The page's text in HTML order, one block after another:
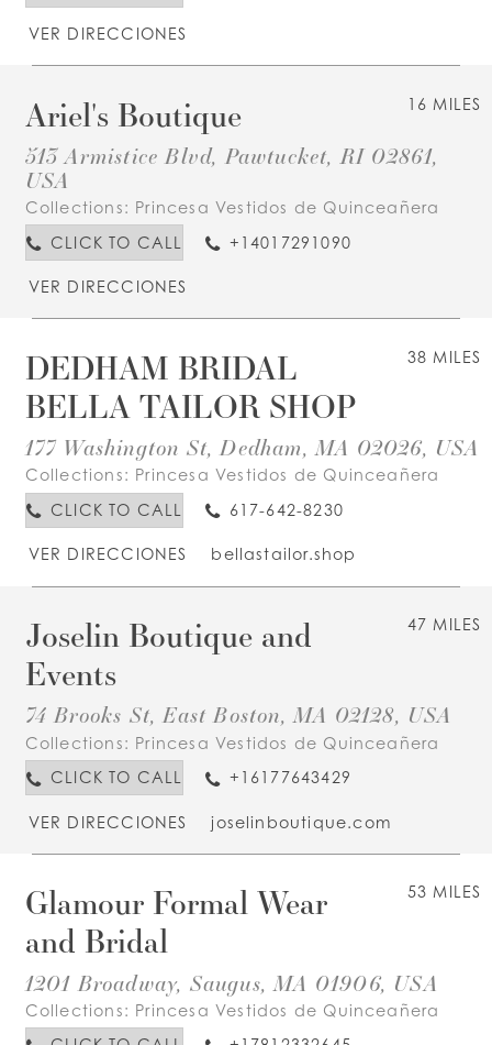
VER DIRECCIONES
16 MILES
Ariel's Boutique
513 Armistice Blvd, Pawtucket, RI 02861,
USA
Collections: Princesa Vestidos de Quinceañera
CLICK TO CALL
+14017291090
VER DIRECCIONES
38 MILES
DEDHAM BRIDAL
BELLA TAILOR SHOP
177 Washington St, Dedham, MA 02026, USA
Collections: Princesa Vestidos de Quinceañera
CLICK TO CALL
617-642-8230
VER DIRECCIONES bellastailor.shop
47 MILES
Joselin Boutique and
Events
74 Brooks St, East Boston, MA 02128, USA
Collections: Princesa Vestidos de Quinceañera
CLICK TO CALL
+16177643429
VER DIRECCIONES joselinboutique.com
53 MILES
Glamour Formal Wear
and Bridal
1201 Broadway, Saugus, MA 01906, USA
Collections: Princesa Vestidos de Quinceañera